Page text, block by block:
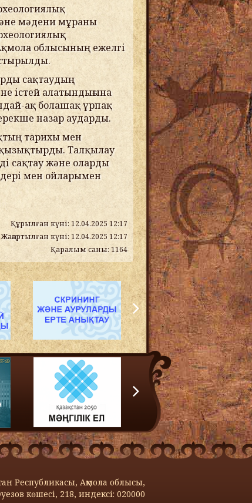
мәдени мұраны
облысының ежелгі
сақтаудың
істей алатындығына
ақ болашақ ұрпақ
назар аударды.
тарихы мен
Талқылау
сақтау және оларды
мен ойларымен
Құрылған күні: 12.04.2025 12:17
Жаңартылған күні: 12.04.2025 12:17
Қаралым саны: 1164
Республикасы, Ақмола облысы,
көшecі, 218, индексi: 020000